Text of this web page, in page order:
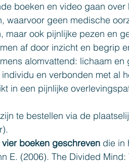
boeken en video gaan
waarvoor geen medische
maar ook pijnlijke pezen en
af door inzicht en begrip
alomvattend: lichaam
en verbonden met al
in een pijnlijke
te bestellen via de
boeken geschreven die in
E. (2006). The Divided